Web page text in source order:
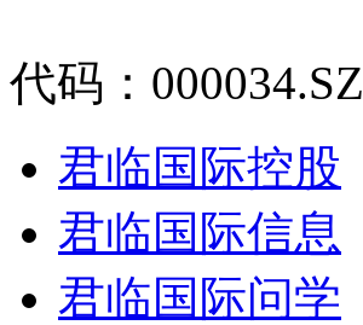
代码：000034.SZ
君临国际控股
君临国际信息
君临国际问学